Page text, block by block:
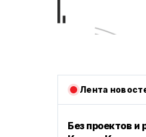
Лента
Без проектов и